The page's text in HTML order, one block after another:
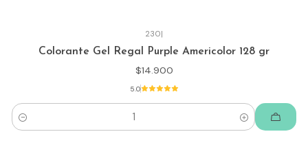
230|
Colorante Gel Regal Purple Americolor 128 gr
$14.900
5.0
Cantidad